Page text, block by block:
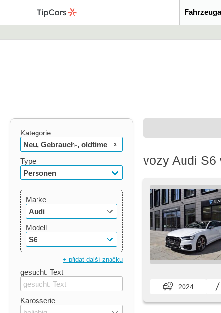
Kategorie
Neu, Gebrauch-, oldtimer
3
Type
Personen
Marke
Audi
Modell
S6
+ přidat další značku
gesucht. Text
Karosserie
vozy Audi S6
2024